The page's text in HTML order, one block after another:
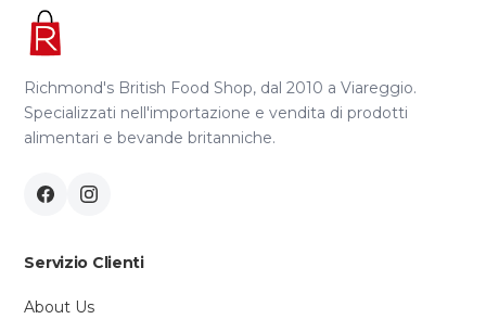
Richmond's British Food Shop, dal 2010 a Viareggio.
Specializzati nell'importazione e vendita di prodotti
alimentari e bevande britanniche.
Servizio Clienti
About Us